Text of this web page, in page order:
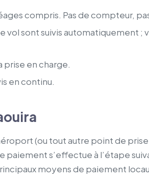
compris. Pas de compteur,
vol sont suivis automatiquement ;
prise en charge.
en continu.
(ou tout autre point de
s’effectue à l’étape
moyens de paiement